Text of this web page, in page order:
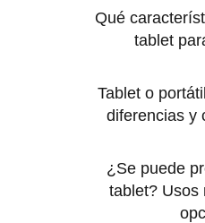
Qué
tablet
Tablet o
diferencias y
¿Se puede
tablet? Usos